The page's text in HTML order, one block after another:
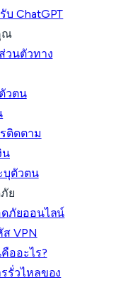
บ ChatGPT
ณ
วนตัวทาง
วตน
ติดตาม
น
บุตัวตน
ย
ภัยออนไลน์
ส VPN
ออะไร?
รั่วไหลของ